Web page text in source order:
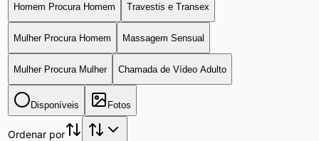
Homem Procura Homem Travestis e Transex
Mulher Procura Homem Massagem Sensual
Mulher Procura Mulher Chamada de Vídeo Adulto
Disponíveis Fotos
Ordenar por